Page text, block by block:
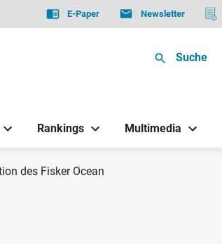
E-Paper Newsletter
Suche
Rankings Multimedia
des Fisker Ocean